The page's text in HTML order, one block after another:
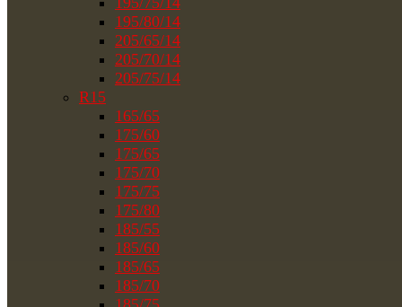
195/80/14
205/65/14
205/70/14
205/75/14
R15
165/65
175/60
175/65
175/70
175/75
175/80
185/55
185/60
185/65
185/70